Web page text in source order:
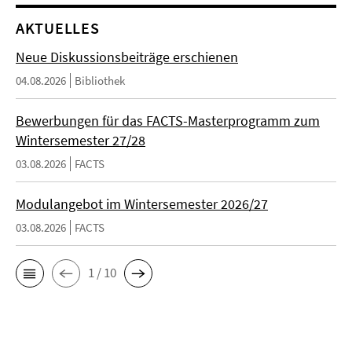
AKTUELLES
Neue Diskussionsbeiträge erschienen
04.08.2026 Bibliothek
Bewerbungen für das FACTS-Masterprogramm zum
Wintersemester 27/28
03.08.2026 FACTS
Modulangebot im Wintersemester 2026/27
03.08.2026 FACTS
1 / 10